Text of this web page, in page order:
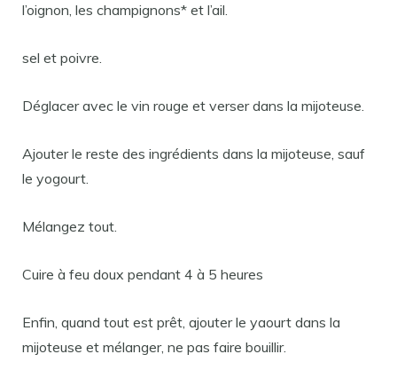
l’oignon, les champignons* et l’ail.
sel et poivre.
Déglacer avec le vin rouge et verser dans la mijoteuse.
Ajouter le reste des ingrédients dans la mijoteuse, sauf
le yogourt.
Mélangez tout.
Cuire à feu doux pendant 4 à 5 heures
Enfin, quand tout est prêt, ajouter le yaourt dans la
mijoteuse et mélanger, ne pas faire bouillir.